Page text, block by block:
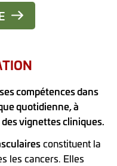
compétences dans
quotidienne, à
vignettes cliniques.
constituent la
les cancers. Elles